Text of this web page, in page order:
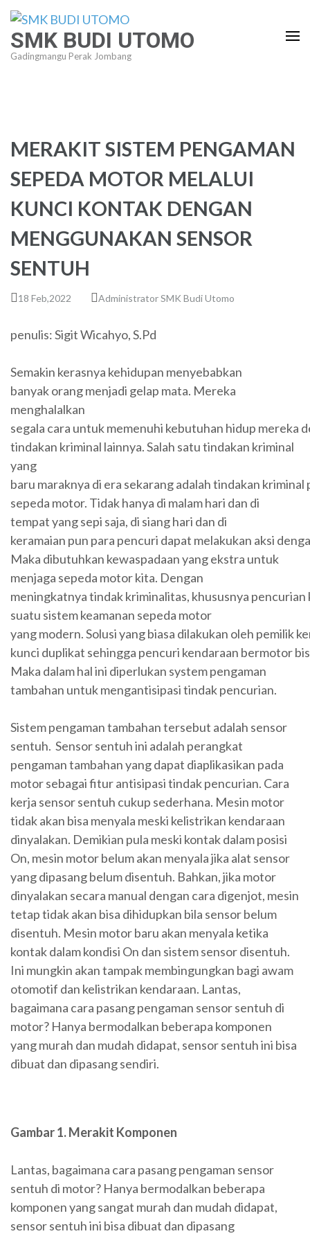
Lompat
konten
(Tekan
SMK BUDI UTOMO
Gadingmangu Perak Jombang
MERAKIT SISTEM PENGAMAN
SEPEDA MOTOR MELALUI
KUNCI KONTAK DENGAN
MENGGUNAKAN SENSOR
SENTUH
18 Feb,2022 Administrator SMK Budi Utomo
penulis: Sigit Wicahyo, S.Pd
Semakin kerasnya kehidupan menyebabkan
banyak orang menjadi gelap mata. Mereka
menghalalkan
segala cara untuk memenuhi kebutuhan hidup mereka
tindakan kriminal lainnya. Salah satu tindakan kriminal
yang
baru maraknya di era sekarang adalah tindakan kriminal
sepeda motor. Tidak hanya di malam hari dan di
tempat yang sepi saja, di siang hari dan di
keramaian pun para pencuri dapat melakukan aksi
Maka dibutuhkan kewaspadaan yang ekstra untuk
menjaga sepeda motor kita. Dengan
meningkatnya tindak kriminalitas, khususnya
suatu sistem keamanan sepeda motor
yang modern. Solusi yang biasa dilakukan oleh pemilik
kunci duplikat sehingga pencuri kendaraan bermotor
Maka dalam hal ini diperlukan system pengaman
tambahan untuk mengantisipasi tindak pencurian.
Sistem pengaman tambahan tersebut adalah sensor
sentuh. Sensor sentuh ini adalah perangkat
pengaman tambahan yang dapat diaplikasikan pada
motor sebagai fitur antisipasi tindak pencurian. Cara
kerja sensor sentuh cukup sederhana. Mesin motor
tidak akan bisa menyala meski kelistrikan kendaraan
dinyalakan. Demikian pula meski kontak dalam posisi
On, mesin motor belum akan menyala jika alat sensor
yang dipasang belum disentuh. Bahkan, jika motor
dinyalakan secara manual dengan cara digenjot, mesin
tetap tidak akan bisa dihidupkan bila sensor belum
disentuh. Mesin motor baru akan menyala ketika
kontak dalam kondisi On dan sistem sensor disentuh.
Ini mungkin akan tampak membingungkan bagi awam
otomotif dan kelistrikan kendaraan. Lantas,
bagaimana cara pasang pengaman sensor sentuh di
motor? Hanya bermodalkan beberapa komponen
yang murah dan mudah didapat, sensor sentuh ini bisa
dibuat dan dipasang sendiri.
Gambar 1. Merakit Komponen
Lantas, bagaimana cara pasang pengaman sensor
sentuh di motor? Hanya bermodalkan beberapa
komponen yang sangat murah dan mudah didapat,
sensor sentuh ini bisa dibuat dan dipasang